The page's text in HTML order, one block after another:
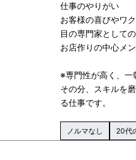
仕事のやりがい
お客様の喜びやワ
目の専門家として
お店作りの中心メ
※専門性が高く、一
その分、スキルを
る仕事です。
ノルマなし 20代